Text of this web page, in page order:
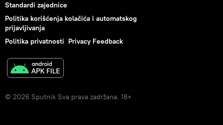
Standardi zajednice
Politika korišćenja kolačića i automatskog
prijavljivanja
Politika privatnosti Privacy Feedback
© 2026 Sputnik Sva prava zadržana. 18+